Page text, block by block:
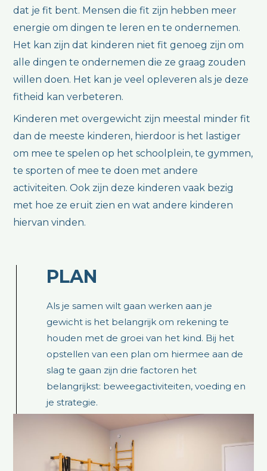
dat je fit bent. Mensen die fit zijn hebben meer
energie om dingen te leren en te ondernemen.
Het kan zijn dat kinderen niet fit genoeg zijn om
alle dingen te ondernemen die ze graag zouden
willen doen. Het kan je veel opleveren als je deze
fitheid kan verbeteren.
Kinderen met overgewicht zijn meestal minder fit
dan de meeste kinderen, hierdoor is het lastiger
om mee te spelen op het schoolplein, te gymmen,
te sporten of mee te doen met andere
activiteiten. Ook zijn deze kinderen vaak bezig
met hoe ze eruit zien en wat andere kinderen
hiervan vinden.
PLAN
Als je samen wilt gaan werken aan je
gewicht is het belangrijk om rekening te
houden met de groei van het kind. Bij het
opstellen van een plan om hiermee aan de
slag te gaan zijn drie factoren het
belangrijkst: beweegactiviteiten, voeding en
je strategie.